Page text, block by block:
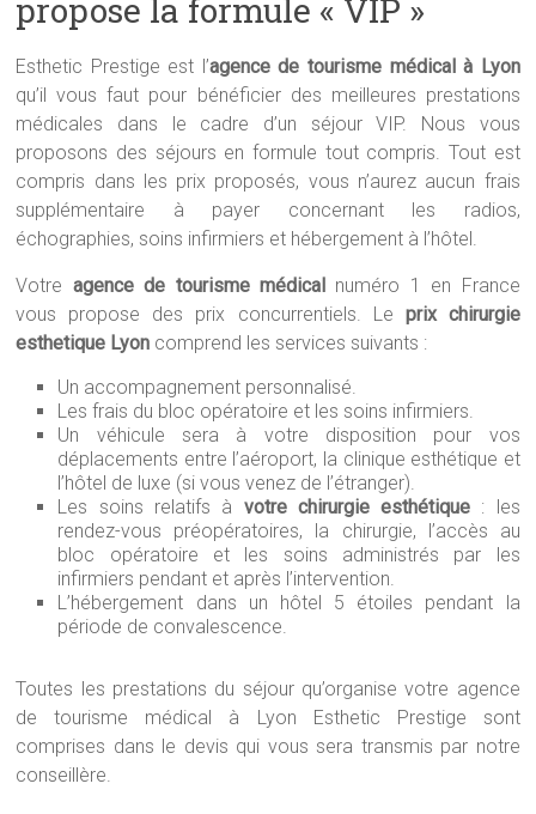
propose la formule « VIP »
Esthetic Prestige est l’agence de tourisme médical à Lyon
qu’il vous faut pour bénéficier des meilleures prestations
médicales dans le cadre d’un séjour VIP. Nous vous
proposons des séjours en formule tout compris. Tout est
compris dans les prix proposés, vous n’aurez aucun frais
supplémentaire à payer concernant les radios,
échographies, soins infirmiers et hébergement à l’hôtel.
Votre agence de tourisme médical numéro 1 en France
vous propose des prix concurrentiels. Le prix chirurgie
esthetique Lyon comprend les services suivants :
Un accompagnement personnalisé.
Les frais du bloc opératoire et les soins infirmiers.
Un véhicule sera à votre disposition pour vos
déplacements entre l’aéroport, la clinique esthétique et
l’hôtel de luxe (si vous venez de l’étranger).
Les soins relatifs à votre chirurgie esthétique : les
rendez-vous préopératoires, la chirurgie, l’accès au
bloc opératoire et les soins administrés par les
infirmiers pendant et après l’intervention.
L’hébergement dans un hôtel 5 étoiles pendant la
période de convalescence.
Toutes les prestations du séjour qu’organise votre agence
de tourisme médical à Lyon Esthetic Prestige sont
comprises dans le devis qui vous sera transmis par notre
conseillère.